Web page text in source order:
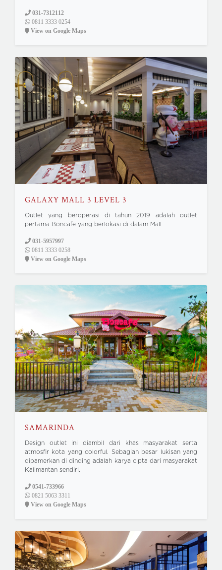
031-7312112
0811 3333 0254
View on Google Maps
GALAXY MALL 3 LEVEL 3
Outlet yang beroperasi di tahun 2019 adalah outlet
pertama Boncafe yang berlokasi di dalam Mall
031-5957997
0811 3333 0258
View on Google Maps
SAMARINDA
Design outlet ini diambil dari khas masyarakat serta
atmosfir kota yang colorful. Sebagian besar lukisan yang
dipamerkan di dinding adalah karya cipta dari masyarakat
Kalimantan sendiri.
0541-733966
0821 5063 3311
View on Google Maps